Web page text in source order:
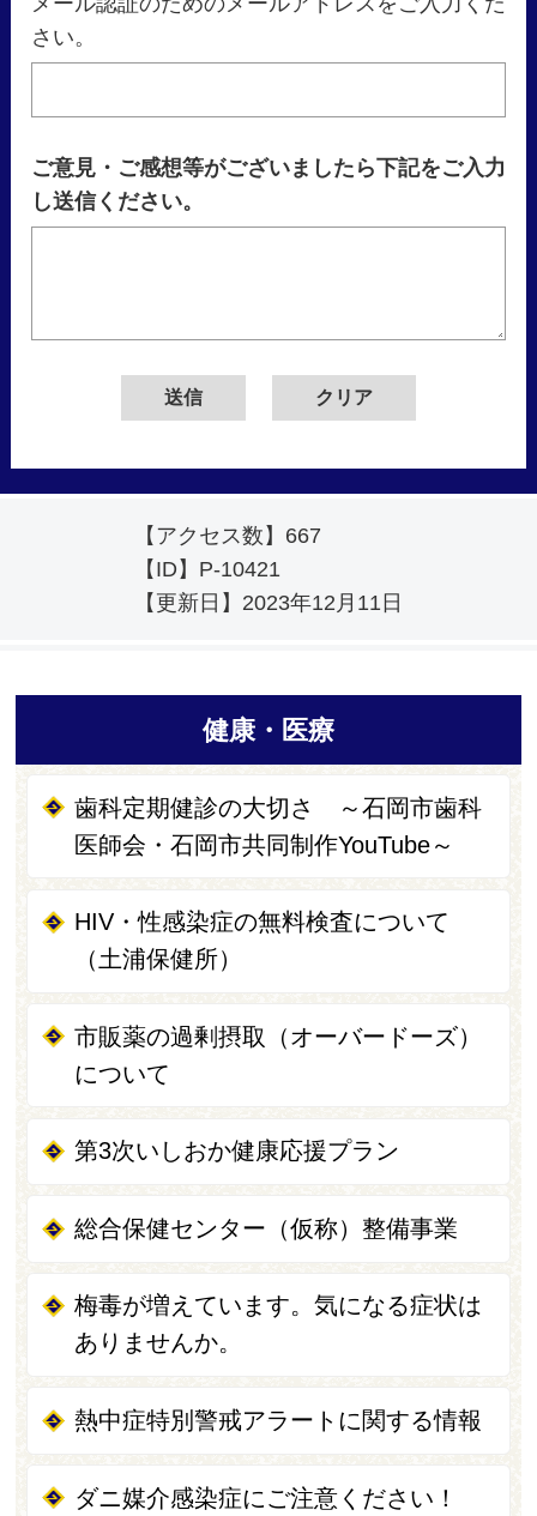
さい。
ご意見・ご感想等がございましたら下記をご入力
し送信ください。
【アクセス数】 667
【ID】 P-10421
【更新日】 2023年12月11日
健康・医療
歯科定期健診の大切さ ～石岡市歯科
医師会・石岡市共同制作YouTube～
HIV・性感染症の無料検査について
（土浦保健所）
市販薬の過剰摂取（オーバードーズ）
について
第3次いしおか健康応援プラン
総合保健センター（仮称）整備事業
梅毒が増えています。気になる症状は
ありませんか。
熱中症特別警戒アラートに関する情報
ダニ媒介感染症にご注意ください！